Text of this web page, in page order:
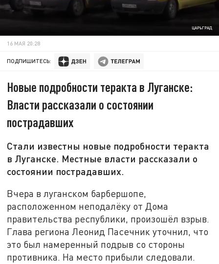
ЦАРЬГРАД
16 МАЯ 20:28
ПОДПИШИТЕСЬ:
Новые подробности теракта в Луганске:
Власти рассказали о состоянии
пострадавших
Стали известны новые подробности теракта
в Луганске. Местные власти рассказали о
состоянии пострадавших.
Вчера в луганском барбершопе,
расположенном неподалёку от Дома
правительства республики, произошёл взрыв.
Глава региона Леонид Пасечник уточнил, что
это был намеренный подрыв со стороны
противника. На место прибыли следовали.